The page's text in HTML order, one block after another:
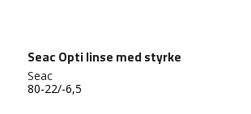
Seac Opti linse med styrke
Seac
80-22/-6,5